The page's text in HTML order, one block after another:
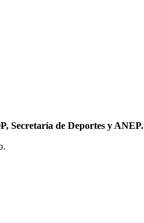
Secretaría de Deportes y ANEP.